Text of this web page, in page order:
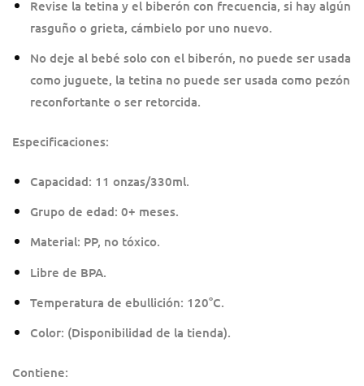
Revise la tetina y el biberón con frecuencia, si hay algún
rasguño o grieta, cámbielo por uno nuevo.
No deje al bebé solo con el biberón, no puede ser usada
como juguete, la tetina no puede ser usada como pezón
reconfortante o ser retorcida.
Especificaciones:
Capacidad: 11 onzas/330ml.
Grupo de edad: 0+ meses.
Material: PP, no tóxico.
Libre de BPA.
Temperatura de ebullición: 120°C.
Color: (Disponibilidad de la tienda).
Contiene: